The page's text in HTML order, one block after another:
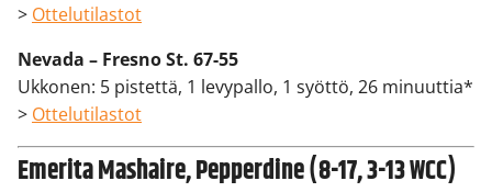
> Ottelutilastot
Nevada – Fresno St. 67-55
Ukkonen: 5 pistettä, 1 levypallo, 1 syöttö, 26 minuuttia*
> Ottelutilastot
Emerita Mashaire, Pepperdine (8-17, 3-13 WCC)